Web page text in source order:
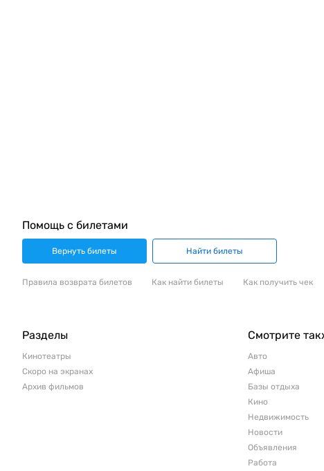
Помощь с билетами
Вернуть билеты Найти билеты
Правила возврата билетов Как найти билеты Как получить чек
Разделы
Кинотеатры
Скоро на экранах
Архив фильмов
Смотрите
Авто
Афиша
Базы отдыха
Кино
Недвижимость
Новости
Объявления
Работа